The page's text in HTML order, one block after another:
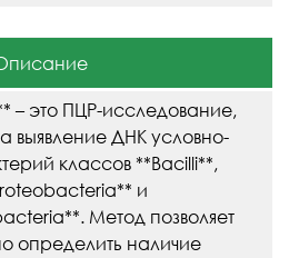
это ПЦР-исследование,
выявление ДНК условно-
классов **Bacilli**,
и
Метод позволяет
определить наличие